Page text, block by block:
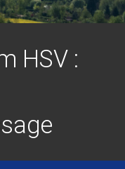
HSV :